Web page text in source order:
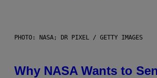
PHOTO: NASA; DR PIXEL / GETTY IMAGES
Why NASA Wants to